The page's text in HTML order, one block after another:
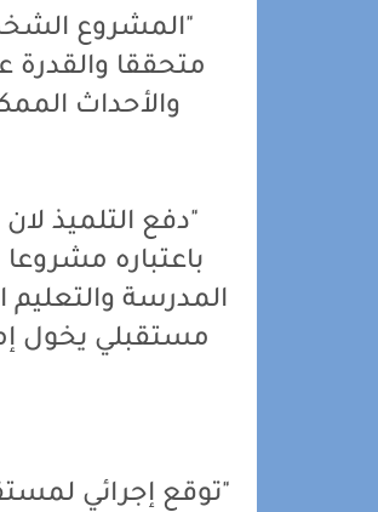
"المشروع
متحققا والقدرة
والأحداث
"دفع التلميذ
باعتباره
المدرسة
مستقبلي يخول
"توقع إجرائي